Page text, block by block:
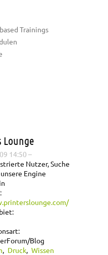
Trainings
Lounge
14:50 –
Nutzer, Suche
Engine
Forum/Blog
Druck Wissen